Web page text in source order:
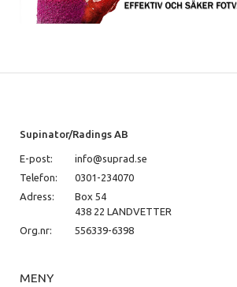
Methylpropanediol, Phenoxyethanol,
Caprylyl Glycol, Parfum (Fragrance), Potassium
Supinator/Radings AB
E-post:
info@suprad.se
Telefon:
0301-234070
Adress:
Box 54
438 22 LANDVETTER
Org.nr:
556339-6398
MENY